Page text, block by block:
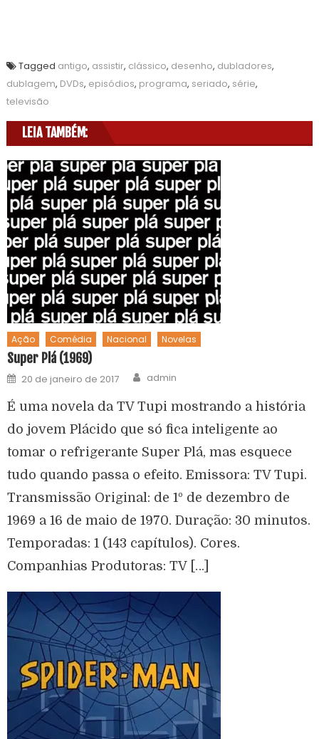
Tagged antigo, assistir, clássico, desenho, dubladores,
dublagem, DVDs, episódios, programa, seriado, série,
televisão
LEIA TAMBÉM:
Ação Comédia Nacional Novelas
Super Plá (1969)
20 de janeiro de 2017 admin
É uma novela da TV Tupi mostrando a história
do jovem Plácido que só fica inteligente ao
tomar o refrigerante Super Plá, mas esquece
tudo quando passa o efeito. Emissora: TV Tupi.
Transmissão Original: de 1º de dezembro de
1969 a 16 de maio de 1970. Duração: 30 minutos.
Temporadas: 1 (143 capítulos). Cores.
Companhias Produtoras: TV […]